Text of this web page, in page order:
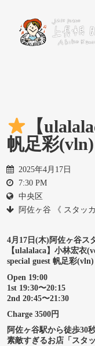
【
帆足彩(vln)
2025年4月17日
7:30 PM
中央区
阿佐ヶ谷 《 スタッカ
4月17日(木)阿佐ヶ谷ス
【ulalalaca】小林宏衣
special guest 帆足彩(vln)
Open 19:00
1st 19:30〜20:15
2nd 20:45〜21:30
Charge 3500円
阿佐ヶ谷駅から徒歩30
素敵すぎるお店「スタ